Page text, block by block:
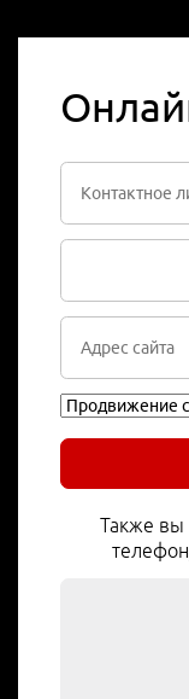
Также вы